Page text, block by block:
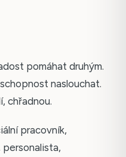
pomáhat druhým.
naslouchat.
chřadnou.
pracovník,